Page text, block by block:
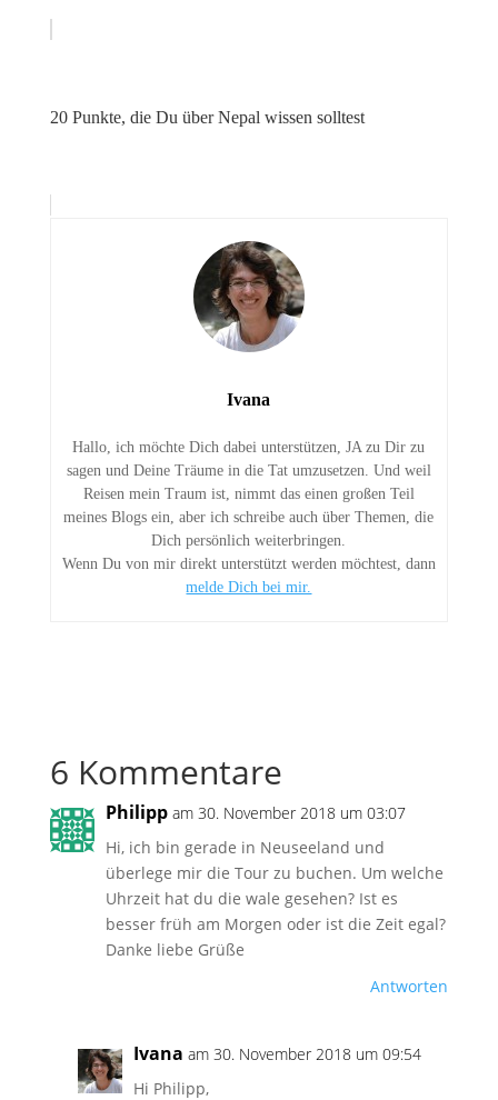
20 Punkte, die Du über Nepal wissen solltest
Ivana
Hallo, ich möchte Dich dabei unterstützen, JA zu Dir zu
sagen und Deine Träume in die Tat umzusetzen. Und weil
Reisen mein Traum ist, nimmt das einen großen Teil
meines Blogs ein, aber ich schreibe auch über Themen, die
Dich persönlich weiterbringen.
Wenn Du von mir direkt unterstützt werden möchtest, dann
melde Dich bei mir.
6 Kommentare
Philipp am 30. November 2018 um 03:07
Hi, ich bin gerade in Neuseeland und
überlege mir die Tour zu buchen. Um welche
Uhrzeit hat du die wale gesehen? Ist es
besser früh am Morgen oder ist die Zeit egal?
Danke liebe Grüße
Antworten
Ivana am 30. November 2018 um 09:54
Hi Philipp,